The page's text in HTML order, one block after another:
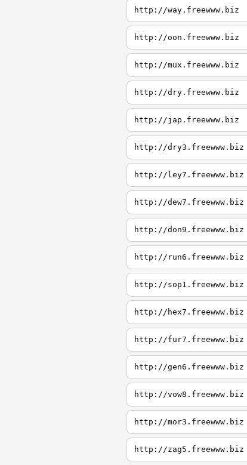
http://way.freewww.biz
http://oon.freewww.biz
http://mux.freewww.biz
http://dry.freewww.biz
http://jap.freewww.biz
http://dry3.freewww.biz
http://ley7.freewww.biz
http://dew7.freewww.biz
http://don9.freewww.biz
http://run6.freewww.biz
http://sop1.freewww.biz
http://hex7.freewww.biz
http://fur7.freewww.biz
http://gen6.freewww.biz
http://vow8.freewww.biz
http://mor3.freewww.biz
http://zag5.freewww.biz